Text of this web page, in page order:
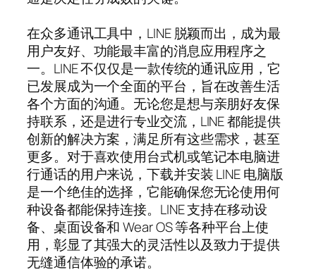
在众多通讯工具中，LINE 脱颖而出，成为最
用户友好、功能最丰富的消息应用程序之
一。LINE 不仅仅是一款传统的通讯应用，它
已发展成为一个全面的平台，旨在改善生活
各个方面的沟通。无论您是想与亲朋好友保
持联系，还是进行专业交流，LINE 都能提供
创新的解决方案，满足所有这些需求，甚至
更多。对于喜欢使用台式机或笔记本电脑进
行通话的用户来说，下载并安装 LINE 电脑版
是一个绝佳的选择，它能确保您无论使用何
种设备都能保持连接。LINE 支持在移动设
备、桌面设备和 Wear OS 等各种平台上使
用，彰显了其强大的灵活性以及致力于提供
无缝通信体验的承诺。